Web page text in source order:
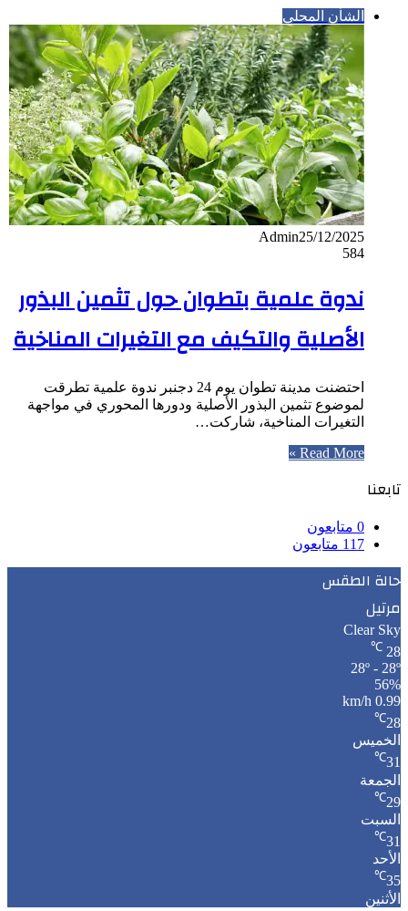
الشأن المحلي
Admin25/12/2025
584
ندوة علمية بتطوان حول تثمين البذور
الأصلية والتكيف مع التغيرات المناخية
احتضنت مدينة تطوان يوم 24 دجنبر ندوة علمية تطرقت
لموضوع تثمين البذور الأصلية ودورها المحوري في مواجهة
التغيرات المناخية، شاركت…
Read More »
تابعنا
0 متابعون
117 متابعون
حالة الطقس
مرتيل
Clear Sky
28
℃
28º - 28º
56%
0.99 km/h
28
℃
الخميس
31
℃
الجمعة
29
℃
السبت
31
℃
الأحد
35
℃
الأثنين